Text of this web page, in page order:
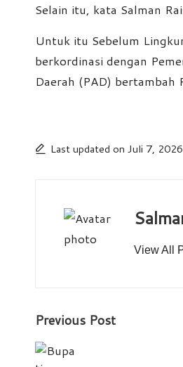
Selain itu, kata Salman
Untuk itu Sebelum
berkordinasi dengan
Daerah (PAD) bertambah
Last updated on Juli 7, 2026
View All
Post
navigation
Previous Post